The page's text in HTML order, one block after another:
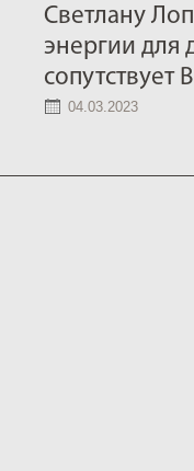
Светлану
энергии для
04.03.2023